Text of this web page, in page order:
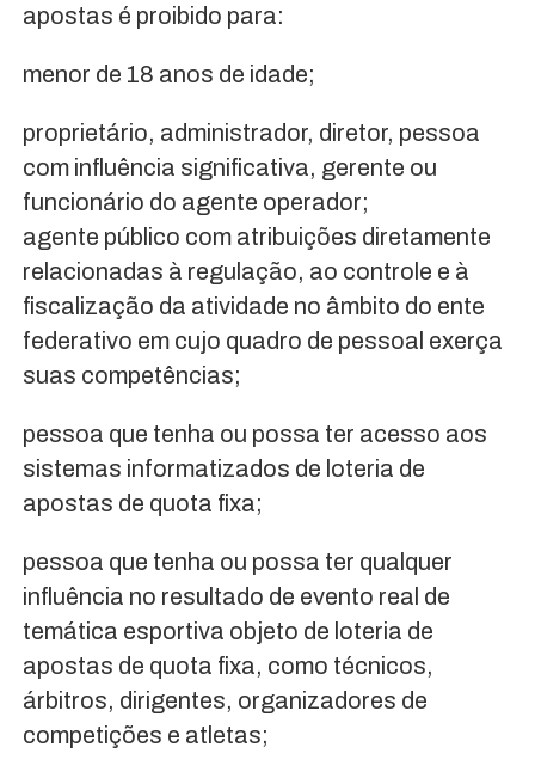
apostas é proibido para:
menor de 18 anos de idade;
proprietário, administrador, diretor, pessoa
com influência significativa, gerente ou
funcionário do agente operador;
agente público com atribuições diretamente
relacionadas à regulação, ao controle e à
fiscalização da atividade no âmbito do ente
federativo em cujo quadro de pessoal exerça
suas competências;
pessoa que tenha ou possa ter acesso aos
sistemas informatizados de loteria de
apostas de quota fixa;
pessoa que tenha ou possa ter qualquer
influência no resultado de evento real de
temática esportiva objeto de loteria de
apostas de quota fixa, como técnicos,
árbitros, dirigentes, organizadores de
competições e atletas;